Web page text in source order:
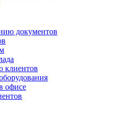
документов
клиентов
офисе